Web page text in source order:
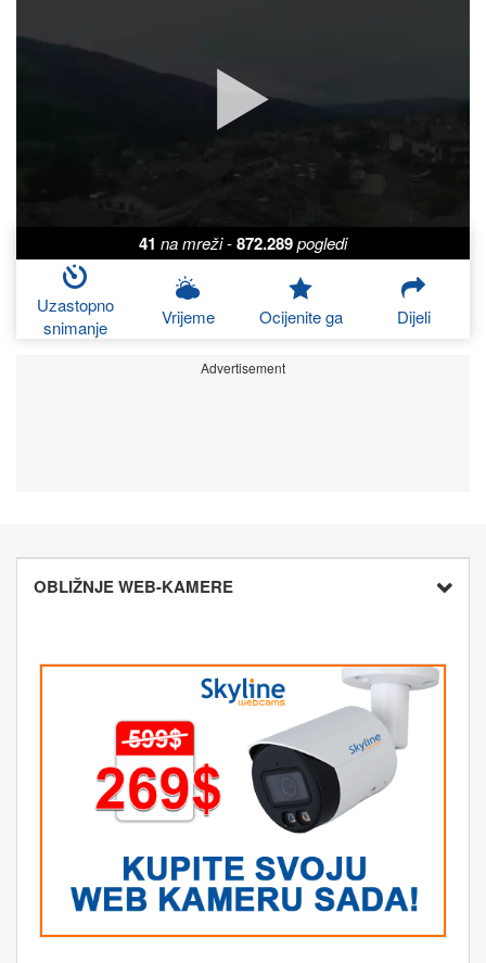
41 na mreži-872.289pogledi
Uzastopno
snimanje
Vrijeme Ocijenite ga Dijeli
Advertisement
OBLIŽNJE WEB-KAMERE